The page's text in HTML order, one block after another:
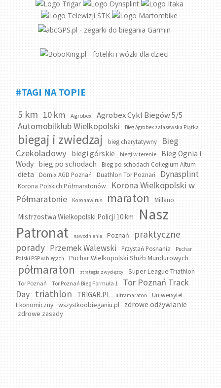
#TAGI NA TOPIE
5 km 10 km Agrobex Agrobex Cykl Biegów 5/5
Automobilklub Wielkopolski Bieg Agrobex zalasewska Piątka
biegaj i zwiedzaj bieg charytatywny
Bieg
Czekoladowy
biegi górskie biegi w terenie
Bieg Ognia i
Wody bieg po schodach Bieg po schodach Collegium Altum
dieta Domix AGD Poznań Duathlon Tor Poznań Dynasplint
Korona Polskich Półmaratonów
Korona Wielkopolski w
Półmaratonie
Koronawirus maraton Millano
Mistrzostwa Wielkopolski Policji 10 km
Nasz
Patronat
nawodnienie Poznań
praktyczne
porady Przemek Walewski Przystań Posnania
Puchar
Polski PSP w biegach
Puchar Wielkopolski Służb Mundurowych
półmaraton strategia zwycięzcy Super League Triathlon
Tor Poznań Tor Poznań Bieg Formuła 1
Tor Poznań Track
Day triathlon TRIGAR.PL ultramaraton
Uniwersytet
Ekonomiczny
wszystkoobieganiu.pl zdrowe odżywianie
zdrowe zasady